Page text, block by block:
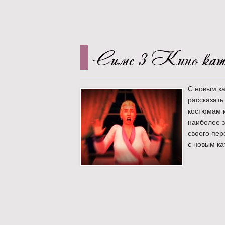
Симс 3 Кино
С новым
костюмам
наиболее
своего
с новым